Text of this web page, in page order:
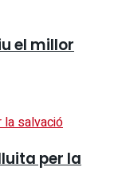
el millor
per la